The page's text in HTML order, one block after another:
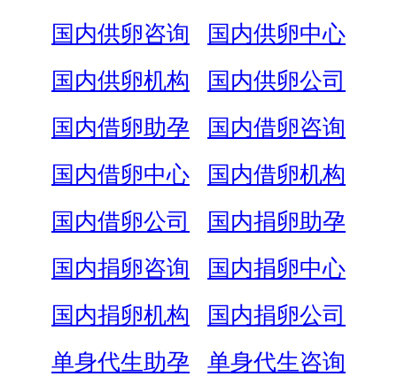
国内供卵咨询
国内供卵中心
国内供卵机构
国内供卵公司
国内借卵助孕
国内借卵咨询
国内借卵中心
国内借卵机构
国内借卵公司
国内捐卵助孕
国内捐卵咨询
国内捐卵中心
国内捐卵机构
国内捐卵公司
单身代生助孕
单身代生咨询